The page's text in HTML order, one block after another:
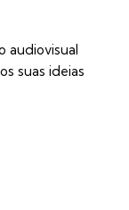
suas ideias